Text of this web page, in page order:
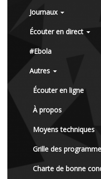
Journaux
Écouter en direct
#Ebola
Autres
Écouter en ligne
À propos
Moyens techniques
Grille des
Charte de bonne